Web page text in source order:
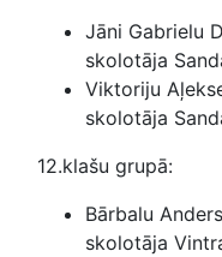
Jāni Gabrielu
skolotāja
Viktoriju
skolotāja
12.klašu grupā:
Bārbalu
skolotāja